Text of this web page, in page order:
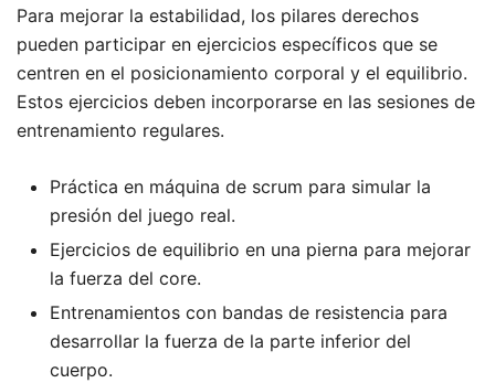
Para mejorar la estabilidad, los pilares derechos
pueden participar en ejercicios específicos que se
centren en el posicionamiento corporal y el equilibrio.
Estos ejercicios deben incorporarse en las sesiones de
entrenamiento regulares.
Práctica en máquina de scrum para simular la
presión del juego real.
Ejercicios de equilibrio en una pierna para mejorar
la fuerza del core.
Entrenamientos con bandas de resistencia para
desarrollar la fuerza de la parte inferior del
cuerpo.